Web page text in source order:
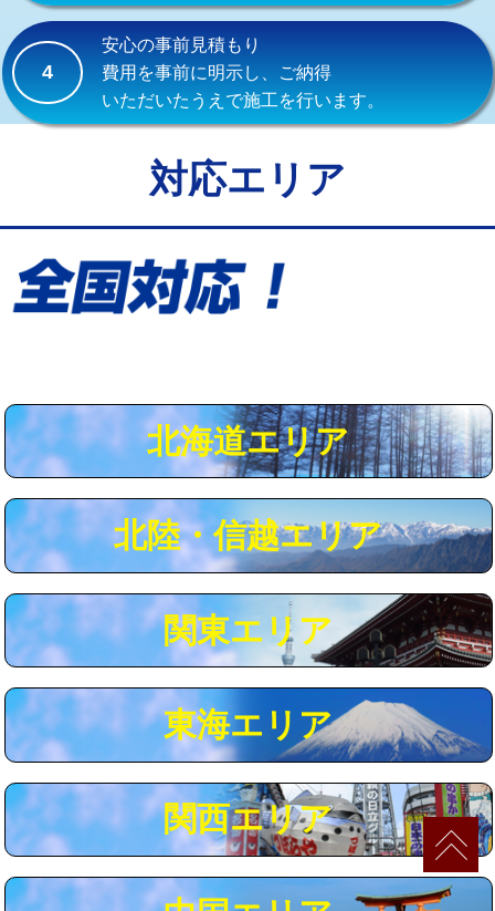
持込商品取付（浄水器・分岐水栓） 16,500円
給水管工事※（ホール加工)
給水管工事※（バンド止め) 3,300円
給水管工事※（保温材使用（バンド止
5,500円
給水管工事※（土の掘削・埋め戻し作
業)
用（追加）/3ｍ超え)
給水管工事※（ライニング鋼管・銅
44,000円
給水管工事※（ライニング鋼管・銅
管・ポリ管・HT管使用/3ｍ超え)
+8,800円
マス交換（土の掘削・埋め戻し作業） 11,000円~
マス交換（深さ50㎝未満） 55,000円
マス交換（深さ50㎝以上） 66,000円
コンクリート斫り（厚さ10㎝まで） 27,500円
コンクリート斫り（厚さ10㎝超え） 38,500円
モルタル補修（厚さ10㎝まで） 27,500円
4
安心の事前見積もり
費用を事前に明示し、ご納得
いただいたうえで施工を行います。
対応エリア
北海道エリア
北陸・信越エリア
関東エリア
東海エリア
関西エリア